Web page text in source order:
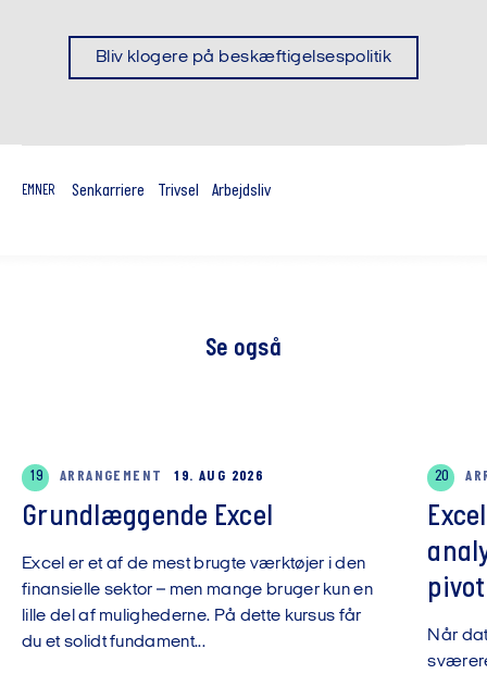
Bliv klogere på beskæftigelsespolitik
EMNER Senkarriere Trivsel Arbejdsliv
Se også
19 ARRANGEMENT 19. AUG 2026
Grundlæggende Excel
Excel er et af de mest brugte værktøjer i den
finansielle sektor – men mange bruger kun en
lille del af mulighederne. På dette kursus får
du et solidt fundament...
20
Når